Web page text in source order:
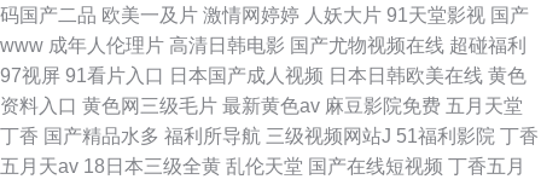
码国产二品 欧美一及片 激情网婷婷 人妖大片 91天堂影视 国产
www 成年人伦理片 高清日韩电影 国产尤物视频在线 超碰福利
97视屏 91看片入口 日本国产成人视频 日本日韩欧美在线 黄色
资料入口 黄色网三级毛片 最新黄色av 麻豆影院免费 五月天堂
丁香 国产精品水多 福利所导航 三级视频网站J 51福利影院 丁香
五月天av 18日本三级全黄 乱伦天堂 国产在线短视频 丁香五月